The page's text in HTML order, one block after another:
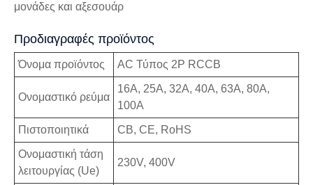
μονάδες και αξεσουάρ
Προδιαγραφές προϊόντος
Όνομα προϊόντος AC Τύπος 2P RCCB
Ονομαστικό ρεύμα
16A, 25A, 32A, 40A, 63A, 80A,
100A
Πιστοποιητικά CB, CE, RoHS
Ονομαστική τάση
λειτουργίας (Ue)
230V, 400V